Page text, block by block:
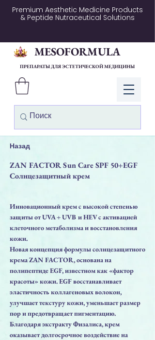
Premium Aesthetic Medicine Products
& Peptide Nutraceutical Solutions
Войти
MESOFORMULA
ПРЕПАРАТЫ ДЛЯ ЭСТЕТИЧЕСКОЙ МЕДИЦИНЫ
Назад
ZAN FACTOR Sun Care SPF 50+EGF
Солнцезащитный крем
Инновационный крем с высокой степенью
защиты от UVA + UVB и HEV с активацией
клеточного метаболизма и восстановления
кожи.
Новая концепция формулы солнцезащитного
крема ZAN FACTOR, основана на
полипептиде EGF, известном как «фактор
красоты» кожи. EGF восстанавливает
эластичность коллагеновых волокон,
улучшает текстуру кожи, уменьшает размер
пор и предотвращает пигментацию.
Благодаря экстракту Физалиса, крем
оказывает долгосрочное воздействие на